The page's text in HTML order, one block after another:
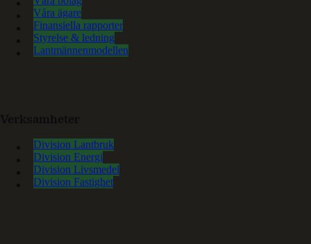
Våra ägare
Finansiella rapporter
Styrelse & ledning
Lantmännenmodellen
Division Lantbruk
Division Energi
Division Livsmedel
Division Fastighet